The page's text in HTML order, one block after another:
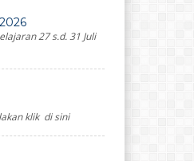
27 s.d. 31 Juli
klik di sini